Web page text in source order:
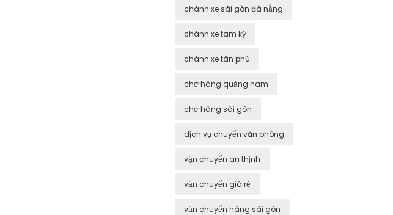
chành xe sài gòn đà nẵng
chành xe tam kỳ
chành xe tân phú
chở hàng quảng nam
chở hàng sài gòn
dịch vụ chuyển văn phòng
vận chuyển an thịnh
vận chuyển giá rẻ
vận chuyển hàng sài gòn